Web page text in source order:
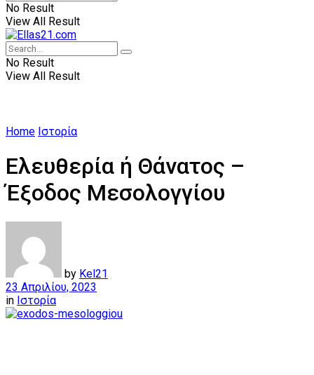
No Result
View All Result
No Result
View All Result
Home Ιστορία
Ελευθερία ή Θάνατος –
Έξοδος Μεσολογγίου
by Kel21
23 Απριλίου, 2023
in Ιστορία